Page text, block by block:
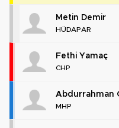
Metin Demir
HÜDAPAR
Fethi Yamaç
CHP
Abdurrahman
MHP